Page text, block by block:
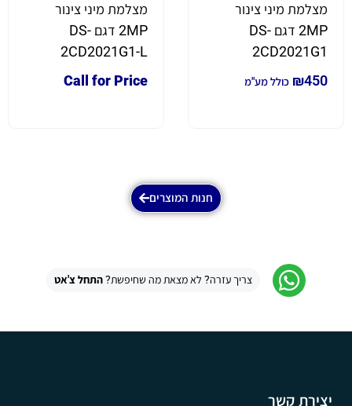
מצלמת מיני צינור
2MP דגם DS-
2CD2021G1
₪450 כולל מע"מ
מצלמת מיני צינור
2MP דגם DS-
2CD2021G1-L
Call for Price
חנות המוצרים
צריך עזרה? לא מצאת מה שחיפשת?התחל צ'אט
יצירת קשר